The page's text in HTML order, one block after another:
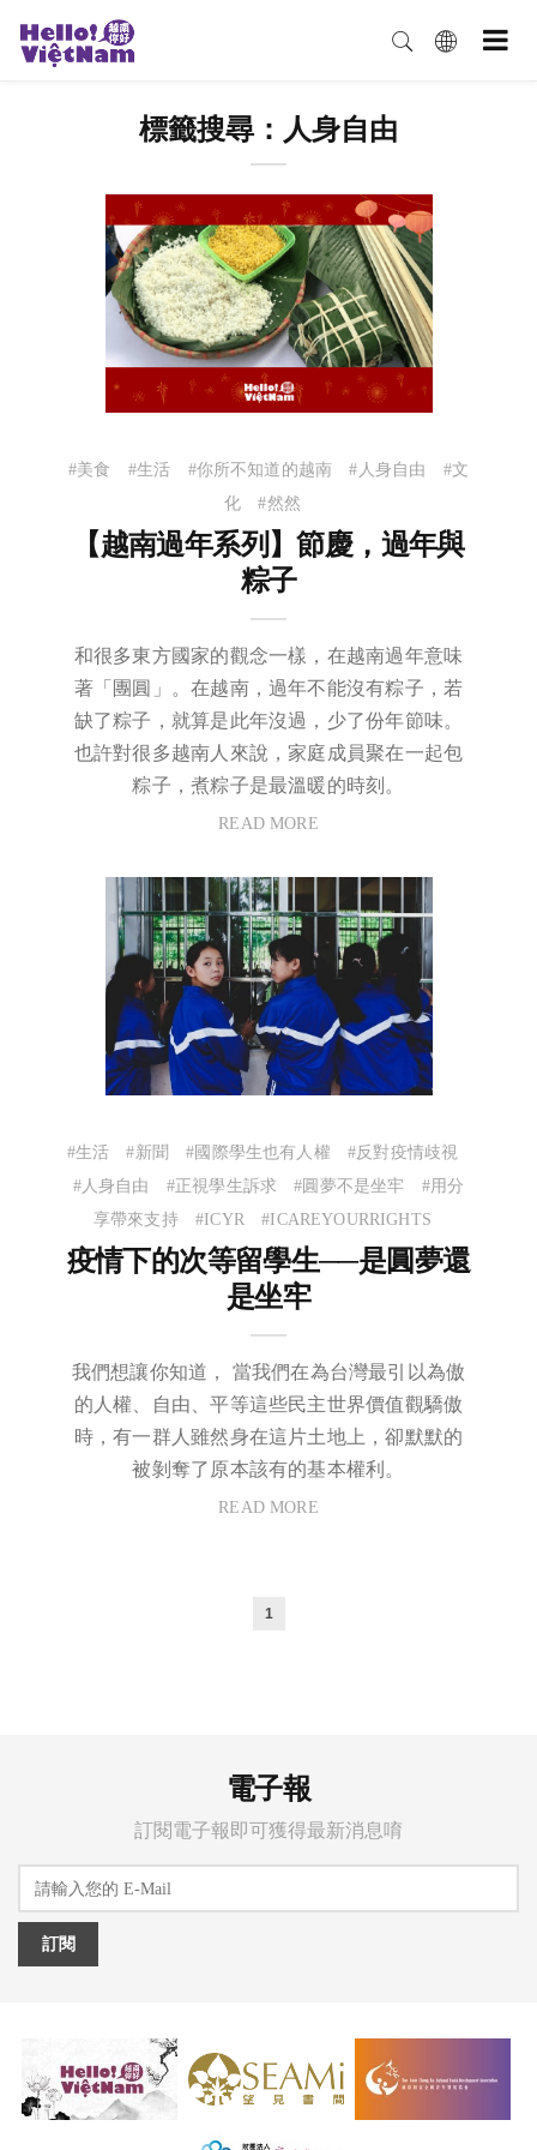
標籤搜尋：人身自由
#美食 #生活 #你所不知道的越南 #人身自由
#文
化
#然然
【越南過年系列】節慶，過年與
粽子
和很多東方國家的觀念一樣，在越南過年意味
著「團圓」。在越南，過年不能沒有粽子，若
缺了粽子，就算是此年沒過，少了份年節味。
也許對很多越南人來說，家庭成員聚在一起包
粽子，煮粽子是最溫暖的時刻。
READ MORE
#生活 #新聞 #國際學生也有人權
#反對疫情歧視
#人身自由
#正視學生訴求 #圓夢不是坐牢
#用分
享帶來支持
#ICYR #ICAREYOURRIGHTS
疫情下的次等留學生──是圓夢還
是坐牢
我們想讓你知道， 當我們在為台灣最引以為傲
的人權、自由、平等這些民主世界價值觀驕傲
時，有一群人雖然身在這片土地上，卻默默的
被剝奪了原本該有的基本權利。
READ MORE
1
電子報
訂閱電子報即可獲得最新消息唷
訂閱